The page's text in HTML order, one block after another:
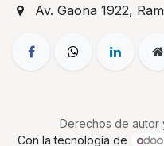
Av. Gaona 1922,
Derechos de autor
Con la tecnología de